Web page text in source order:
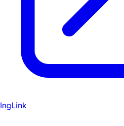
IngLink